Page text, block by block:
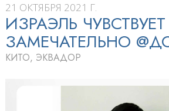
21 ОКТЯБРЯ 2021 Г.
ИЗРАЭЛЬ
ЗАМЕЧАТЕЛЬНО
КИТО, ЭКВАДОР